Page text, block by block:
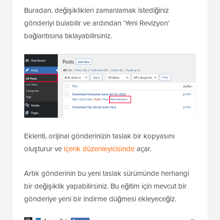
Buradan, değişiklikleri zamanlamak istediğiniz
gönderiyi bulabilir ve ardından ‘Yeni Revizyon’
bağlantısına tıklayabilirsiniz.
Eklenti, orijinal gönderinizin taslak bir kopyasını
oluşturur ve içerik düzenleyicisindeaçar.
Artık gönderinin bu yeni taslak sürümünde herhangi
bir değişiklik yapabilirsiniz. Bu eğitim için mevcut bir
gönderiye yeni bir indirme düğmesi ekleyeceğiz.